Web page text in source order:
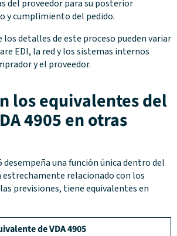
del proveedor para su posterior
y cumplimiento del pedido.
los detalles de este proceso pueden variar
EDI, la red y los sistemas internos
y el proveedor.
los equivalentes del
4905 en otras
desempeña una función única dentro del
estrechamente relacionado con los
previsiones, tiene equivalentes en
de VDA 4905